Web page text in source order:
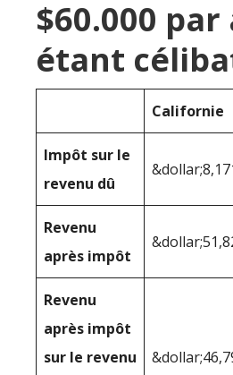
$60.000 par
étant
Californie
Impôt sur le
revenu dû
Revenu
après impôt
Revenu
après impôt
sur le revenu